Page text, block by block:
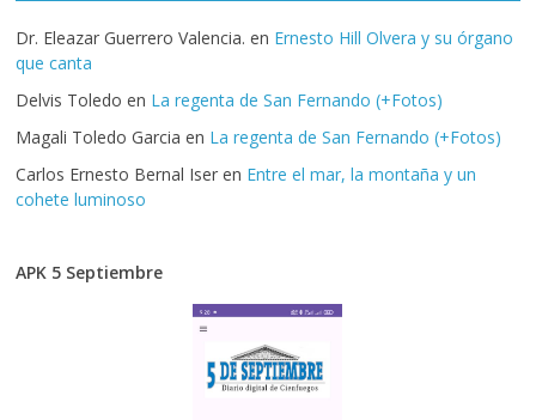
Dr. Eleazar Guerrero Valencia. en Ernesto Hill Olvera y su órgano
que canta
Delvis Toledo en La regenta de San Fernando (+Fotos)
Magali Toledo Garcia en La regenta de San Fernando (+Fotos)
Carlos Ernesto Bernal Iser en Entre el mar, la montaña y un
cohete luminoso
APK 5 Septiembre